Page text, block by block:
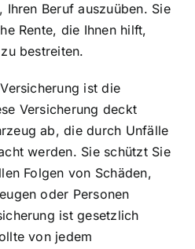
Ihren Beruf auszuüben. Sie
Rente, die Ihnen hilft,
bestreiten.
ist die
Versicherung deckt
ab, die durch Unfälle
werden. Sie schützt Sie
Folgen von Schäden,
oder Personen
ist gesetzlich
von jedem